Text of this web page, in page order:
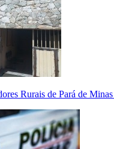
Rurais de Pará de